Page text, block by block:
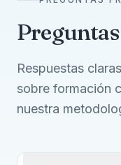
Respuestas
sobre formación
nuestra